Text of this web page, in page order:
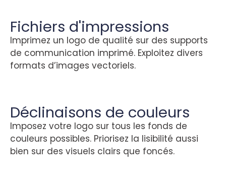
Fichiers d'impressions
Imprimez un logo de qualité sur des supports
de communication imprimé. Exploitez divers
formats d’images vectoriels.
Déclinaisons de couleurs
Imposez votre logo sur tous les fonds de
couleurs possibles. Priorisez la lisibilité aussi
bien sur des visuels clairs que foncés.